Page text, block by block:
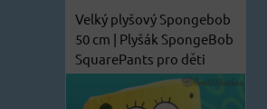
Velký plyšový Spongebob
50 cm | Plyšák SpongeBob
SquarePants pro děti